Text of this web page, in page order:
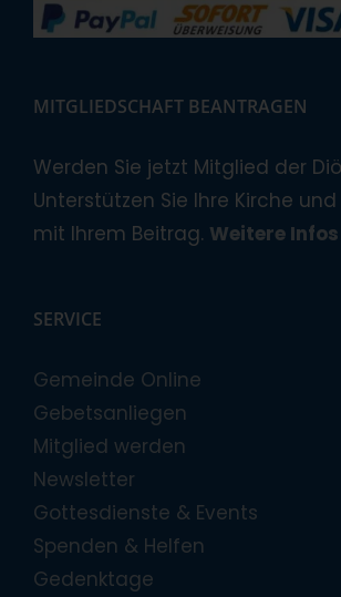
MITGLIEDSCHAFT BEANTRAGEN
Werden Sie jetzt Mitglied der
Unterstützen Sie Ihre Kirche
mit Ihrem Beitrag. Weitere
SERVICE
Gemeinde Online
Gebetsanliegen
Mitglied werden
Newsletter
Gottesdienste & Events
Spenden & Helfen
Gedenktage